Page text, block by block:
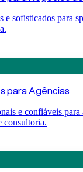
e sofisticados para
para Agências
e confiáveis para
consultoria.